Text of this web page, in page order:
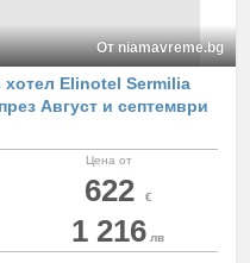
От niamavreme.bg
Elinotel Sermilia
Август и септември
Цена от
622 €
1 216 лв